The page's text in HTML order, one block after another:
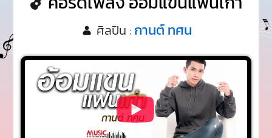
ศิลปิน : กานต์ ทศน